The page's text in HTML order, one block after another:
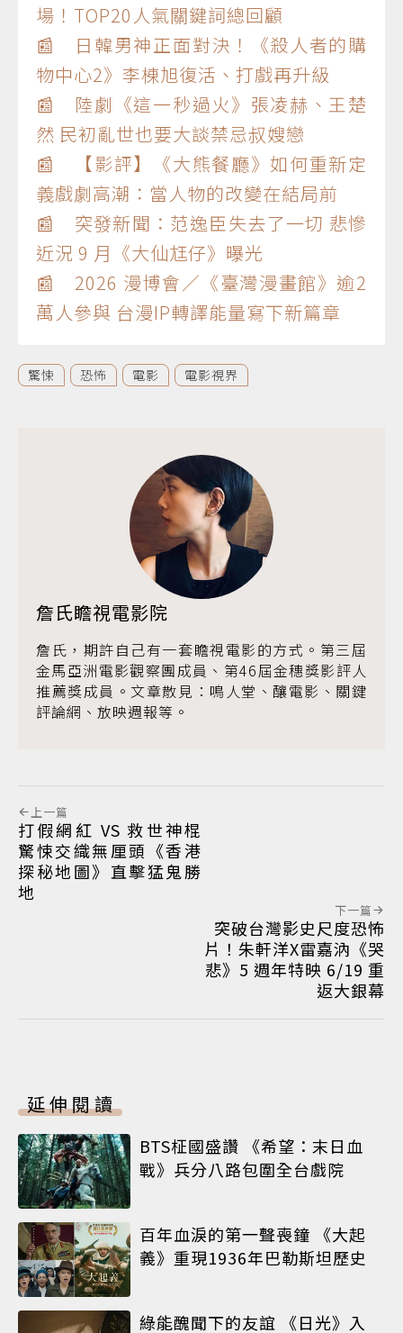
場！TOP20人氣關鍵詞總回顧
📰 日韓男神正面對決！《殺人者的購
物中心2》李棟旭復活、打戲再升級
📰 陸劇《這一秒過火》張凌赫、王楚
然 民初亂世也要大談禁忌叔嫂戀
📰 【影評】《大熊餐廳》如何重新定
義戲劇高潮：當人物的改變在結局前
📰 突發新聞：范逸臣失去了一切 悲慘
近況 9 月《大仙尪仔》曝光
📰 2026 漫博會／《臺灣漫畫館》逾2
萬人參與 台漫IP轉譯能量寫下新篇章
驚悚 恐怖 電影 電影視界
詹氏瞻視電影院
詹氏，期許自己有一套瞻視電影的方式。第三屆
金馬亞洲電影觀察團成員、第46屆金穗獎影評人
推薦獎成員。文章散見：鳴人堂、釀電影、關鍵
評論網、放映週報等。
上一篇
打假網紅 VS 救世神棍
驚悚交織無厘頭《香港
探秘地圖》直擊猛鬼勝
地
下一篇
突破台灣影史尺度恐怖
片！朱軒洋X雷嘉汭《哭
悲》5 週年特映 6/19 重
返大銀幕
延伸閱讀
BTS柾國盛讚 《希望：末日血
戰》兵分八路包圍全台戲院
百年血淚的第一聲喪鐘 《大起
義》重現1936年巴勒斯坦歷史
綠能醜聞下的友誼 《日光》入